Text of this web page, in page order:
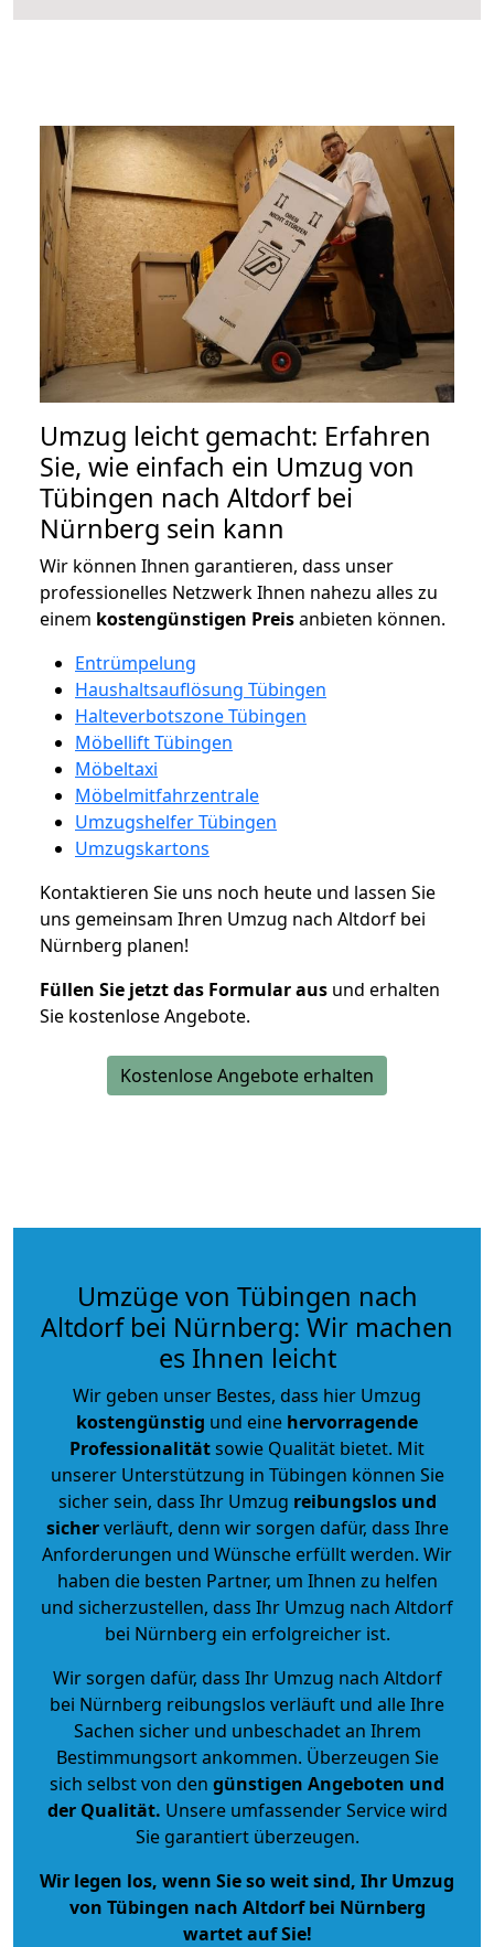
Umzug leicht gemacht: Erfahren
Sie, wie einfach ein Umzug von
Tübingen nach Altdorf bei
Nürnberg sein kann
Wir können Ihnen garantieren, dass unser
professionelles Netzwerk Ihnen nahezu alles zu
einem kostengünstigen Preisanbieten können.
Entrümpelung
Haushaltsauflösung Tübingen
Halteverbotszone Tübingen
Möbellift Tübingen
Möbeltaxi
Möbelmitfahrzentrale
Umzugshelfer Tübingen
Umzugskartons
Kontaktieren Sie uns noch heute und lassen Sie
uns gemeinsam Ihren Umzug nach Altdorf bei
Nürnberg planen!
Füllen Sie jetzt das Formular aus und erhalten
Sie kostenlose Angebote.
Kostenlose Angebote erhalten
Umzüge von Tübingen nach
Altdorf bei Nürnberg: Wir machen
es Ihnen leicht
Wir geben unser Bestes, dass hier Umzug
kostengünstig und eine hervorragende
Professionalitätsowie Qualität bietet. Mit
unserer Unterstützung in Tübingen können Sie
sicher sein, dass Ihr Umzug reibungslos und
sicherverläuft, denn wir sorgen dafür, dass Ihre
Anforderungen und Wünsche erfüllt werden. Wir
haben die besten Partner, um Ihnen zu helfen
und sicherzustellen, dass Ihr Umzug nach Altdorf
bei Nürnberg ein erfolgreicher ist.
Wir sorgen dafür, dass Ihr Umzug nach Altdorf
bei Nürnberg reibungslos verläuft und alle Ihre
Sachen sicher und unbeschadet an Ihrem
Bestimmungsort ankommen. Überzeugen Sie
sich selbst von den günstigen Angeboten und
der Qualität. Unsere umfassender Service wird
Sie garantiert überzeugen.
Wir legen los, wenn Sie so weit sind, Ihr Umzug
von Tübingen nach Altdorf bei Nürnberg
wartet auf Sie!